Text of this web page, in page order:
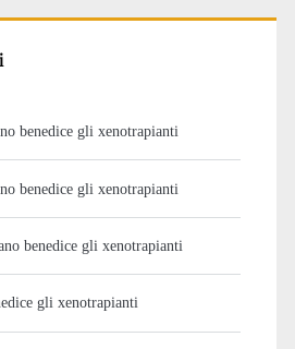
benedice gli xenotrapianti
benedice gli xenotrapianti
benedice gli xenotrapianti
gli xenotrapianti